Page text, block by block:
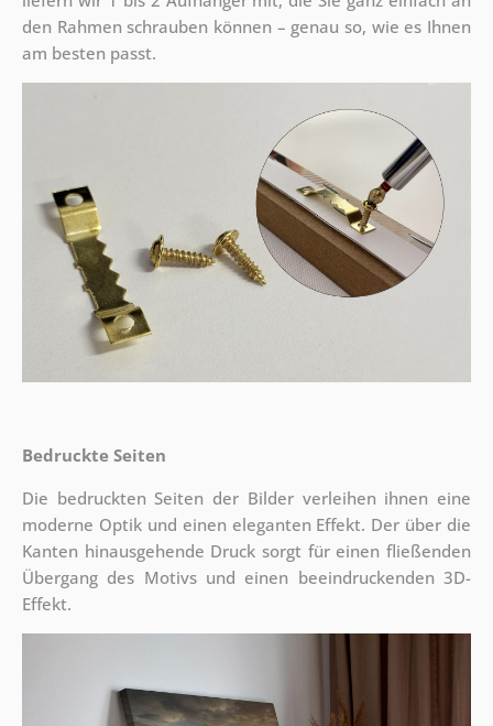
den Rahmen schrauben können – genau so, wie es Ihnen
am besten passt.
Bedruckte Seiten
Die bedruckten Seiten der Bilder verleihen ihnen eine
moderne Optik und einen eleganten Effekt. Der über die
Kanten hinausgehende Druck sorgt für einen fließenden
Übergang des Motivs und einen beeindruckenden 3D-
Effekt.